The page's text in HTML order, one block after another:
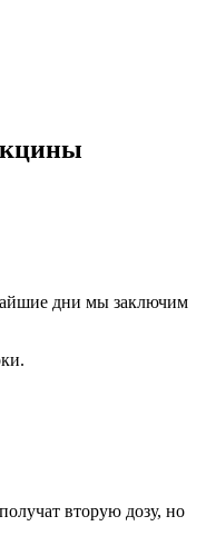
дни мы заключим
вторую дозу, но